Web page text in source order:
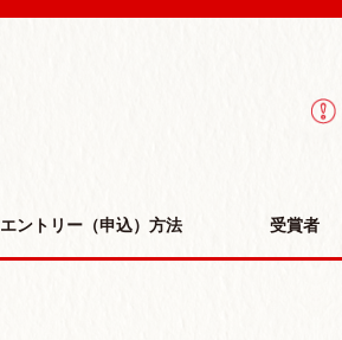
エントリー（申込）方法 受賞者